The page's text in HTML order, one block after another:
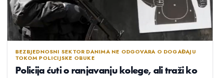
BEZBJEDNOSNI SEKTOR DANIMA NE ODGOVARA O DOGAĐAJU
TOKOM POLICIJSKE OBUKE
Policija ćuti o ranjavanju kolege, ali traži ko